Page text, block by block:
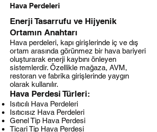
Hava Perdeleri
Enerji Tasarrufu ve Hijyenik
Ortamın Anahtarı
Hava perdeleri, kapı girişlerinde iç ve dış
ortam arasında görünmez bir hava bariyeri
oluşturarak enerji kaybını önleyen
sistemlerdir. Özellikle mağaza, AVM,
restoran ve fabrika girişlerinde yaygın
olarak kullanılır.
Hava Perdesi Türleri:
Isıtıcılı Hava Perdeleri
Isıtıcısız Hava Perdeleri
Genel Tip Hava Perdesi
Ticari Tip Hava Perdesi